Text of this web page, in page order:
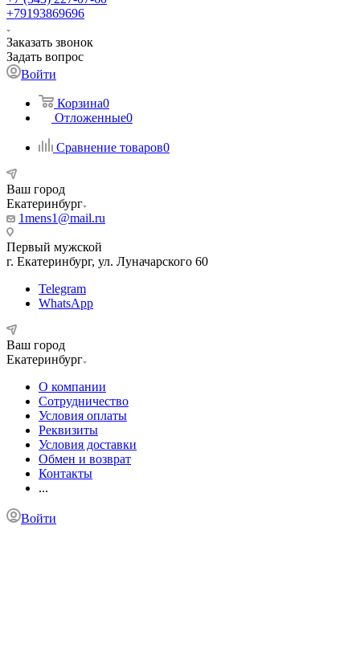
+79193869696
Заказать звонок
Задать вопрос
Войти
Корзина0
Отложенные0
Сравнение товаров0
Ваш город
Екатеринбург
1mens1@mail.ru
Первый мужской
г. Екатеринбург, ул. Луначарского 60
Telegram
WhatsApp
Ваш город
Екатеринбург
О компании
Сотрудничество
Условия оплаты
Реквизиты
Условия доставки
Обмен и возврат
Контакты
...
Войти